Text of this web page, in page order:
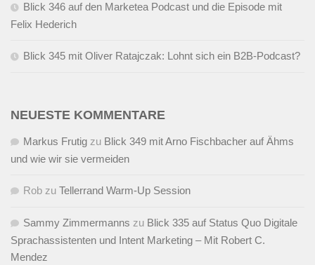
Blick 346 auf den Marketea Podcast und die Episode mit
Felix Hederich
Blick 345 mit Oliver Ratajczak: Lohnt sich ein B2B-Podcast?
NEUESTE KOMMENTARE
Markus Frutig zu Blick 349 mit Arno Fischbacher auf Ähms
und wie wir sie vermeiden
Rob zu Tellerrand Warm-Up Session
Sammy Zimmermanns zu Blick 335 auf Status Quo Digitale
Sprachassistenten und Intent Marketing – Mit Robert C.
Mendez